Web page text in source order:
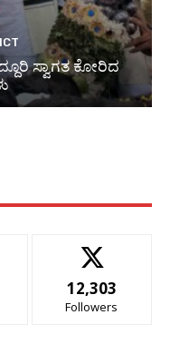
ಸ್ವಾಗತ ಕೋರಿದ
12,303
Followers